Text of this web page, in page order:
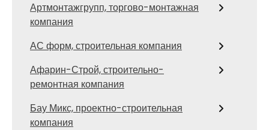
Артмонтажгрупп, торгово-монтажная
компания
АС форм, строительная компания
Афарин-Строй, строительно-
ремонтная компания
Бау Микс, проектно-строительная
компания